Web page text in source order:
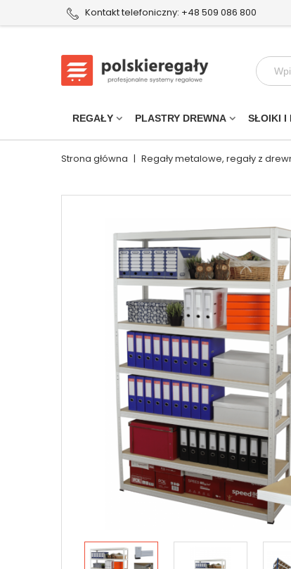
Kontakt telefoniczny: +48 509 086 800
REGAŁY PLASTRY DREWNA SŁOIKI I
Strona główna | Regały metalowe, regały z